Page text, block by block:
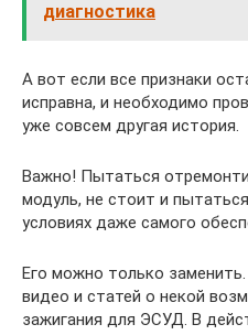
диагностика
А вот если все признаки
исправна, и необходимо
уже совсем другая история.
Важно! Пытаться
модуль, не стоит и
условиях даже самого
Его можно только
видео и статей о некой
зажигания для ЭСУД. В